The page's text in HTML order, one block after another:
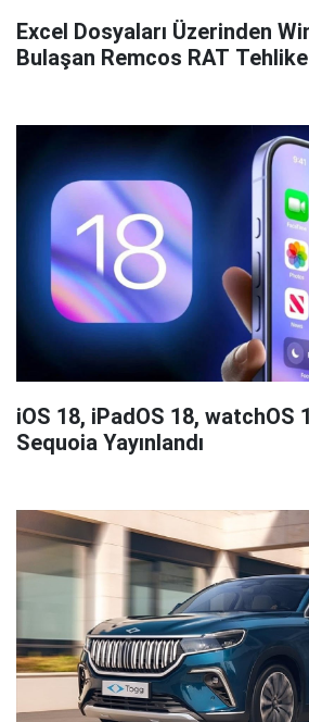
Excel Dosyaları Üzerinden
Bulaşan Remcos RAT
iOS 18, iPadOS 18, watchOS
Sequoia Yayınlandı